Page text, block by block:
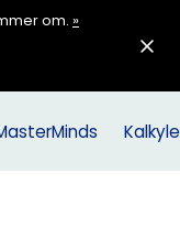
om. »